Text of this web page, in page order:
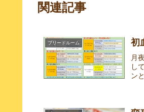
関連記事
ブリードルーム 初
月
し
ン